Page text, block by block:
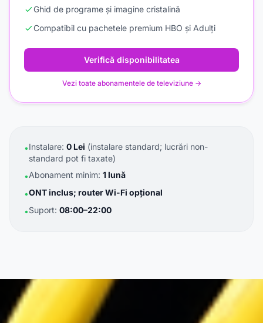
Ghid de programe și imagine cristalină
Compatibil cu pachetele premium HBO și Adulți
Verifică disponibilitatea
Vezi toate abonamentele de televiziune →
•Instalare: 0 Lei (instalare standard; lucrări non-
standard pot fi taxate)
•Abonament minim: 1 lună
•ONT inclus; router Wi-Fi opțional
•Suport: 08:00–22:00